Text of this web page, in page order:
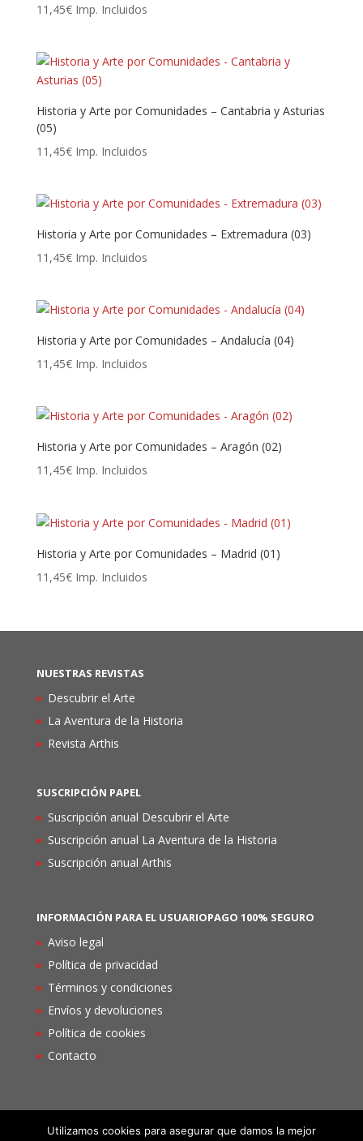
11,45€ Imp. Incluidos
Historia y Arte por Comunidades – Cantabria y Asturias
(05)
11,45€ Imp. Incluidos
Historia y Arte por Comunidades – Extremadura (03)
11,45€ Imp. Incluidos
Historia y Arte por Comunidades – Andalucía (04)
11,45€ Imp. Incluidos
Historia y Arte por Comunidades – Aragón (02)
11,45€ Imp. Incluidos
Historia y Arte por Comunidades – Madrid (01)
11,45€ Imp. Incluidos
NUESTRAS REVISTAS
Descubrir el Arte
La Aventura de la Historia
Revista Arthis
SUSCRIPCIÓN PAPEL
Suscripción anual Descubrir el Arte
Suscripción anual La Aventura de la Historia
Suscripción anual Arthis
INFORMACIÓN PARA EL USUARIO
Aviso legal
Política de privacidad
Términos y condiciones
Envíos y devoluciones
Política de cookies
Contacto
PAGO 100% SEGURO
Utilizamos cookies para asegurar que damos la mejor